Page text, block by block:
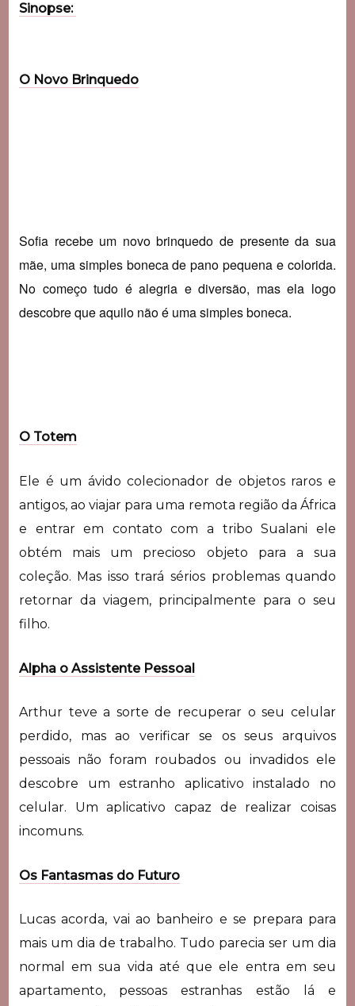
Sinopse:
O Novo Brinquedo
Sofia recebe um novo brinquedo de presente da sua
mãe, uma simples boneca de pano pequena e colorida.
No começo tudo é alegria e diversão, mas ela logo
descobre que aquilo não é uma simples boneca.
O Totem
Ele é um ávido colecionador de objetos raros e
antigos, ao viajar para uma remota região da África
e entrar em contato com a tribo Sualani ele
obtém mais um precioso objeto para a sua
coleção. Mas isso trará sérios problemas quando
retornar da viagem, principalmente para o seu
filho.
Alpha o Assistente Pessoal
Arthur teve a sorte de recuperar o seu celular
perdido, mas ao verificar se os seus arquivos
pessoais não foram roubados ou invadidos ele
descobre um estranho aplicativo instalado no
celular. Um aplicativo capaz de realizar coisas
incomuns.
Os Fantasmas do Futuro
Lucas acorda, vai ao banheiro e se prepara para
mais um dia de trabalho. Tudo parecia ser um dia
normal em sua vida até que ele entra em seu
apartamento, pessoas estranhas estão lá e